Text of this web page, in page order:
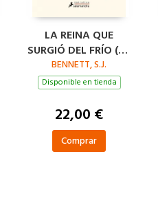
LA REINA QUE
SURGIÓ DEL FRÍO (SU
MAJESTAD, LA
REINA
INVESTIGADORA 5)
BENNETT, S.J.
Disponible en tienda
22,00 €
Comprar